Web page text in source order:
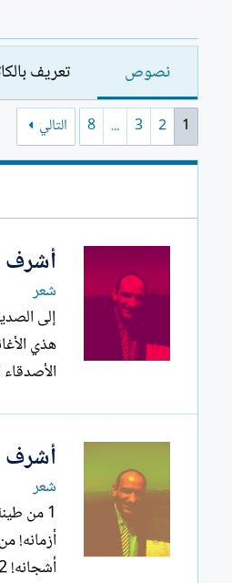
نصوص تعريف
1
2
3
...
8 التالي
أشرف
شعر
هذي
أشرف
شعر
1 من
أزمانه!
أشجانه! 2 هذا الفتى القروي يكتب حزنه فيثير شجو غناه دمع المزنة يرعى شياه...